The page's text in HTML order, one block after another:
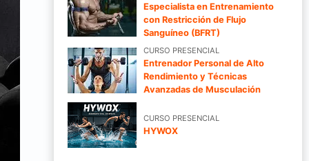
Especialista en Entrenamiento
con Restricción de Flujo
Sanguíneo (BFRT)
CURSO PRESENCIAL
Entrenador Personal de Alto
Rendimiento y Técnicas
Avanzadas de Musculación
CURSO PRESENCIAL
HYWOX